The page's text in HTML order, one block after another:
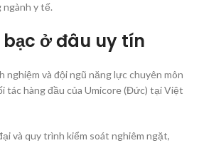
y tế.
ở đâu uy tín
nghiệm và đội ngũ năng lực chuyên môn
tác hàng đầu của Umicore (Đức) tại Việt
và quy trình kiểm soát nghiêm ngặt,